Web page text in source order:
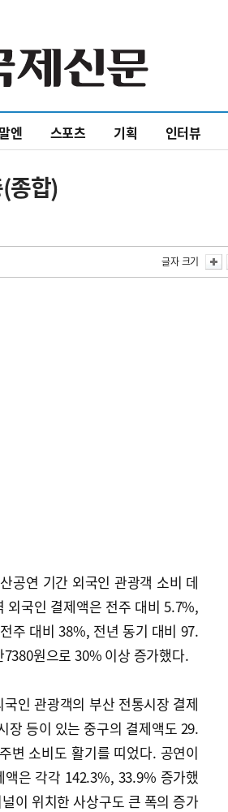
엔 스포츠 기획 인터뷰
종합)
글자 크기
공연 기간 외국인 관광객 소비 데
외국인 결제액은 전주 대비 5.7%,
주 대비 38%, 전년 동기 대비 97.
원으로 30% 이상 증가했다.
인 관광객의 부산 전통시장 결제
장 등이 있는 중구의 결제액도 29.
변 소비도 활기를 띠었다. 공연이
은 각각 142.3%, 33.9% 증가했
이 위치한 사상구도 큰 폭의 증가